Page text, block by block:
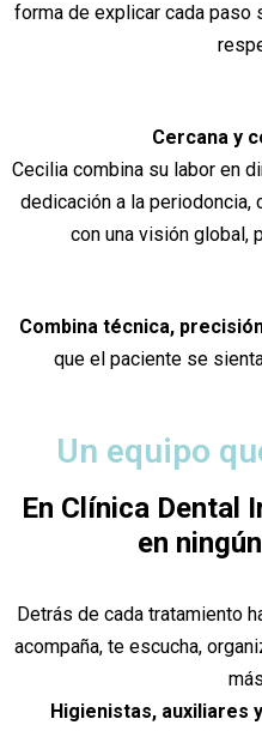
forma de explicar cada paso
Cercana y
Cecilia combina su labor en
dedicación a la periodoncia,
con una visión global,
Combina técnica,
que el paciente se
Un equipo
En Clínica Dental
en
Detrás de cada tratamiento
acompaña, te escucha,
Higienistas, auxiliares